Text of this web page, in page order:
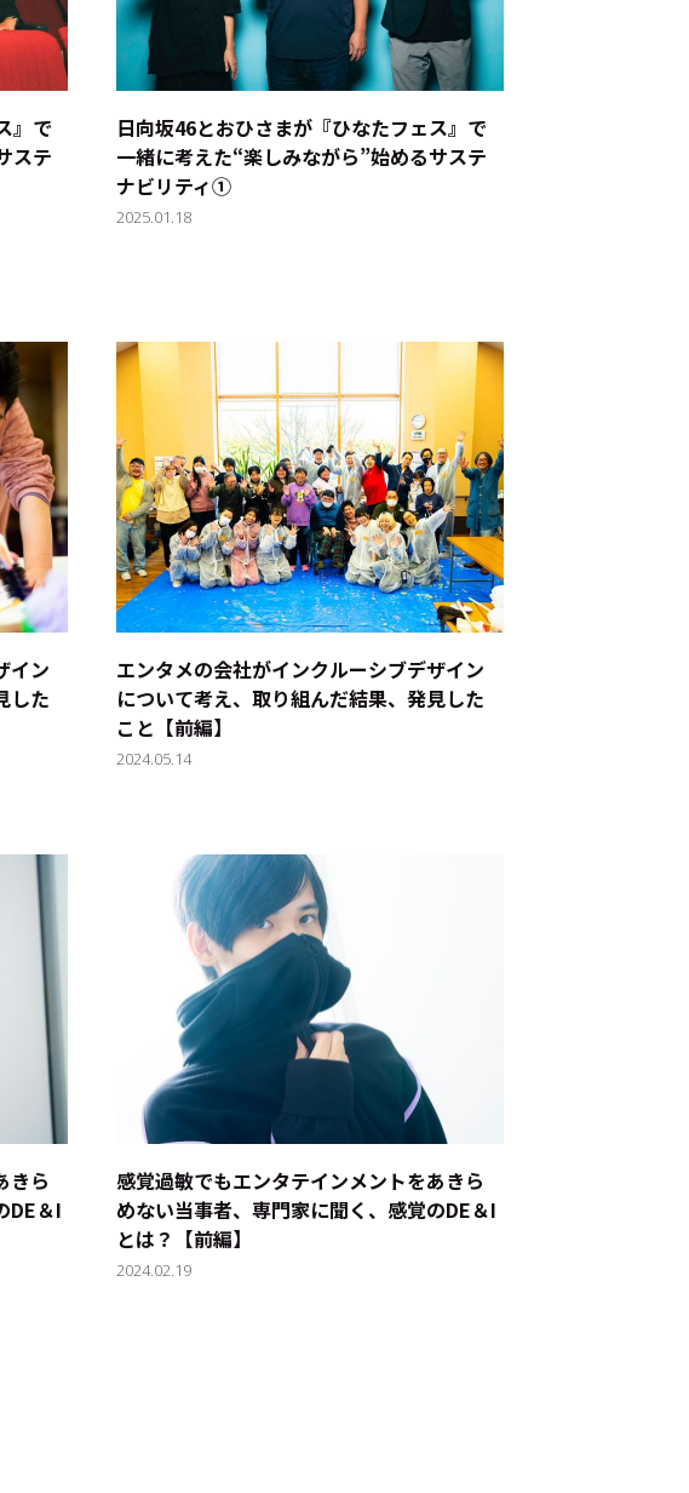
キーワード：
#サステナブルな取り組み
合わせ
』で
ステ
日向坂46とおひさまが『ひなたフェス』で
一緒に考えた“楽しみながら”始めるサステ
ナビリティ①
2025.01.18
イン
した
エンタメの会社がインクルーシブデザイン
について考え、取り組んだ結果、発見した
こと【前編】
2024.05.14
きら
DE＆I
感覚過敏でもエンタテインメントをあきら
めない――当事者、専門家に聞く、感覚のDE＆I
とは？【前編】
2024.02.19